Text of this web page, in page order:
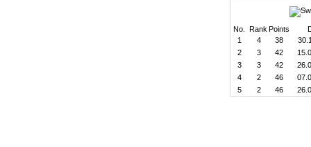
No. Rank Points
1
4 38
2
3 42
3
3 42
4
2 46
5
2 46